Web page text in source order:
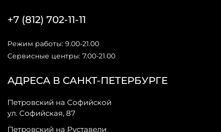
АДРЕСА В САНКТ-ПЕТЕРБУРГЕ
Петровский на Софийской
ул. Софийская, 87
Петровский на Руставели
+7 (812) 702-11-11
Режим работы: 9.00-21.00
Сервисные центры: 7.00-21.00